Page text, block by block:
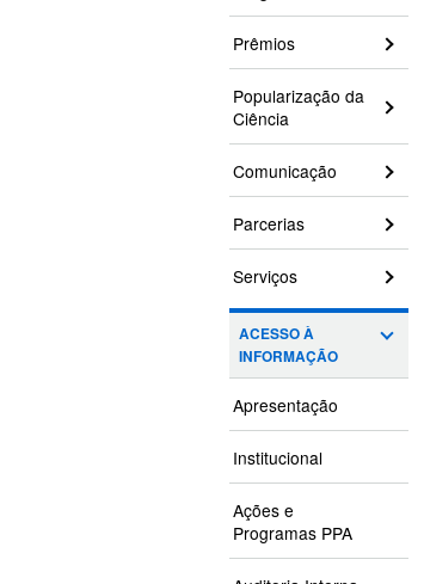
Prêmios
Popularização da
Ciência
Comunicação
Parcerias
Serviços
ACESSO À
INFORMAÇÃO
Apresentação
Institucional
Ações e
Programas PPA